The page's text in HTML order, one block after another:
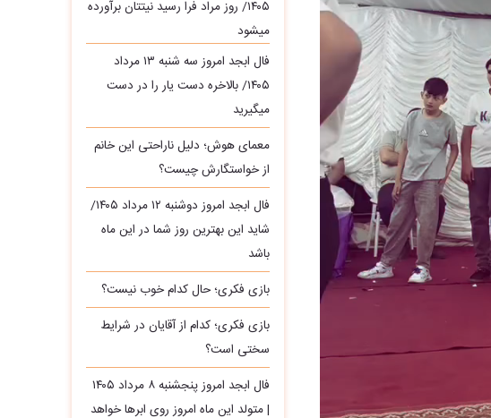
۱۴۰۵/ روز مراد فرا رسید نیتتان برآورده
میشود
فال ابجد امروز سه‌ شنبه ۱۳ مرداد
۱۴۰۵/ بالاخره دست یار را در دست
میگیرید
معمای هوش؛ دلیل ناراحتی این خانم
از خواستگارش چیست؟
فال ابجد امروز دوشنبه ۱۲ مرداد ۱۴۰۵/
شاید این بهترین روز شما در این ماه
باشد
بازی فکری؛ حال کدام خوب نیست؟
بازی فکری؛ کدام از آقایان در شرایط
سختی است؟
فال ابجد امروز پنجشنبه ۸ مرداد ۱۴۰۵
| متولد این ماه امروز روی ابرها خواهد